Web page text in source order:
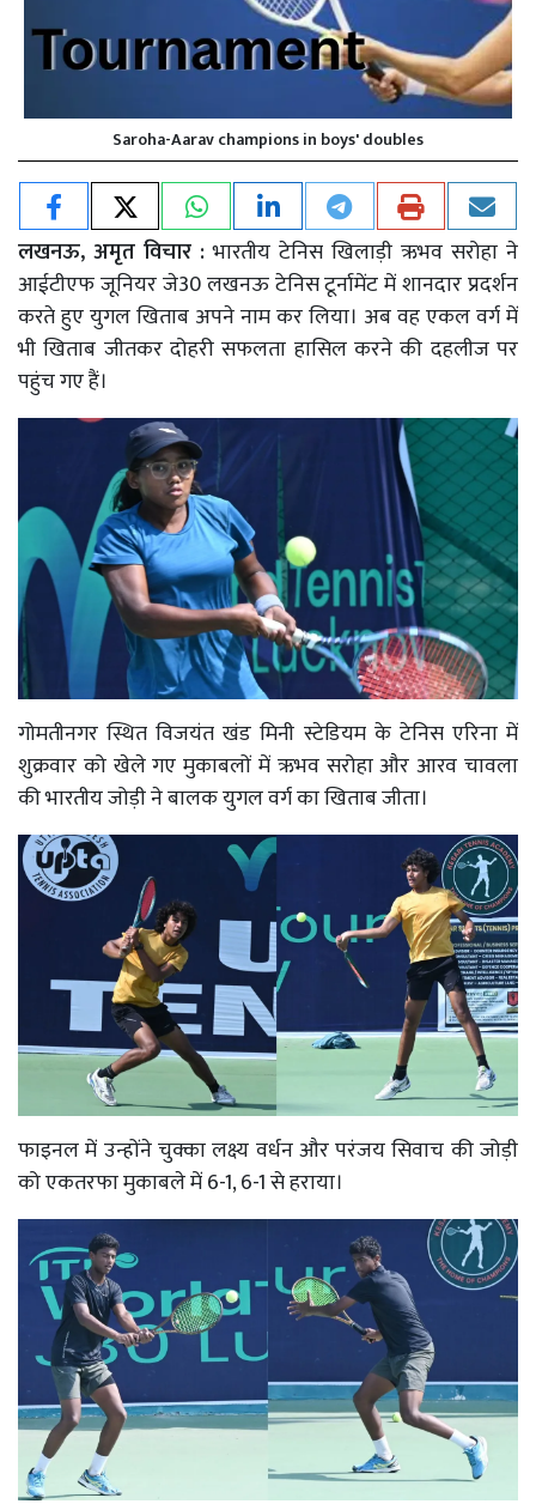
Saroha-Aarav champions in boys' doubles
लखनऊ, अमृत विचार :भारतीय टेनिस खिलाड़ी ऋभव सरोहा ने
आईटीएफ जूनियर जे30 लखनऊ टेनिस टूर्नामेंट में शानदार प्रदर्शन
करते हुए युगल खिताब अपने नाम कर लिया। अब वह एकल वर्ग में
भी खिताब जीतकर दोहरी सफलता हासिल करने की दहलीज पर
पहुंच गए हैं।
गोमतीनगर स्थित विजयंत खंड मिनी स्टेडियम के टेनिस एरिना में
शुक्रवार को खेले गए मुकाबलों में ऋभव सरोहा और आरव चावला
की भारतीय जोड़ी ने बालक युगल वर्ग का खिताब जीता।
फाइनल में उन्होंने चुक्का लक्ष्य वर्धन और परंजय सिवाच की जोड़ी
को एकतरफा मुकाबले में 6-1, 6-1 से हराया।